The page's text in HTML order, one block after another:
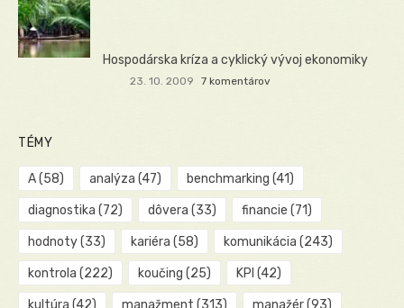
Hospodárska kríza a cyklický vývoj ekonomiky
23. 10. 2009 7 komentárov
TÉMY
A(58) analýza (47) benchmarking (41)
diagnostika (72) dôvera (33) financie (71)
hodnoty(33) kariéra (58) komunikácia (243)
kontrola (222) koučing (25) KPI (42)
kultúra (42) manažment (313) manažér(93)